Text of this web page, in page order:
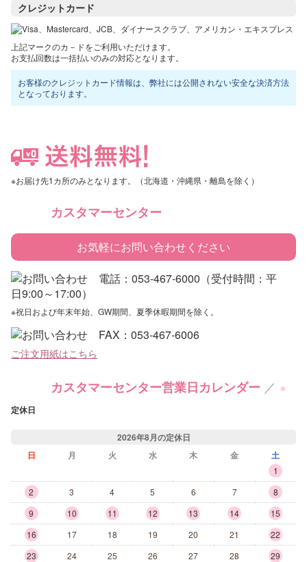
クレジットカード
上記マークのカ－ドをご利用いただけます。
お支払回数は一括払いのみの対応となります。
お客様のクレジットカード情報は、弊社には公開されない安全な決済方法
となっております。
※お届け先1カ所のみとなります。（北海道・沖縄県・離島を除く）
カスタマーセンター
お気軽にお問い合わせください
※祝日および年末年始、GW期間、夏季休暇期間を除く。
ご注文用紙はこちら
カスタマーセンター営業日カレンダー ／ ●
定休日
2026年8月の定休日
日
月 火 水 木 金 土
1
2
3 4 5 6 7
8
9
10 11 12 13 14
15
16
17 18 19 20 21
22
23
24 25 26 27 28 29